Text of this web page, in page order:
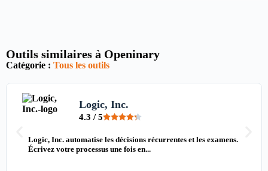
Outils similaires à Openinary
Catégorie : Tous les outils
Logic, Inc.
4.3 / 5
Logic, Inc. automatise les décisions récurrentes et les examens.
Écrivez votre processus une fois en...